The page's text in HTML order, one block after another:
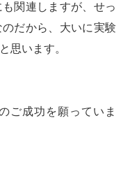
も関連しますが、せっ
だから、大いに実験
思います。
ご成功を願っていま